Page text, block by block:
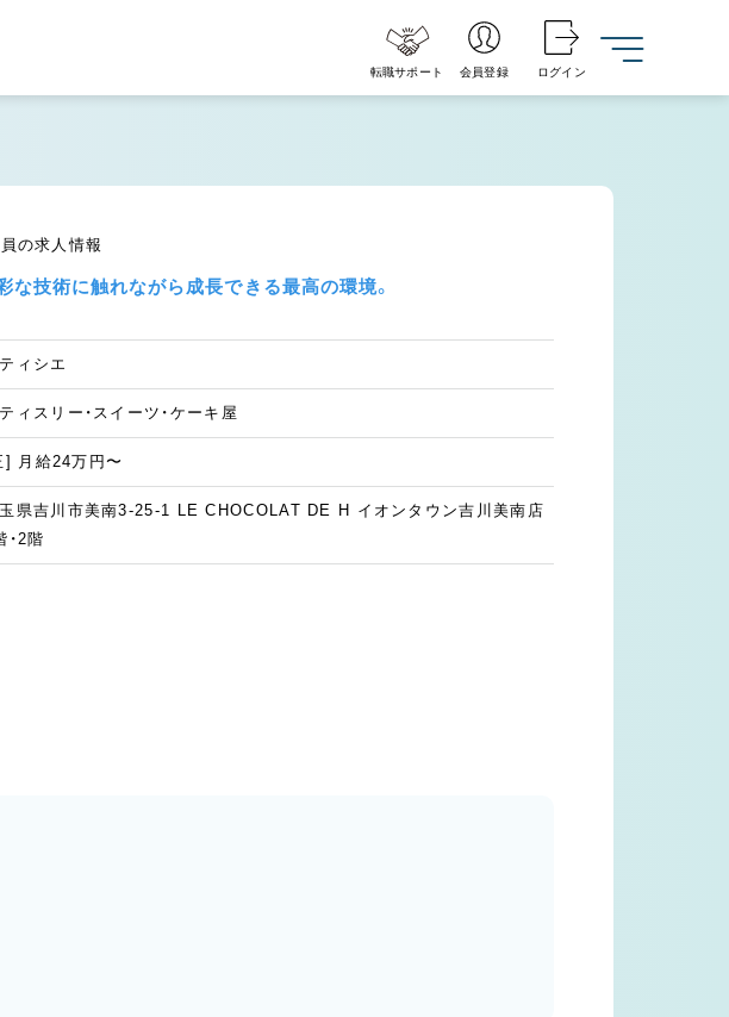
転職サポート 会員登録 ログイン
の求人情報
な技術に触れながら成長できる最高の環境。
ィシエ
ィスリー・スイーツ・ケーキ屋
] 月給24万円〜
県吉川市美南3-25-1 LE CHOCOLAT DE H イオンタウン吉川美南店
・2階